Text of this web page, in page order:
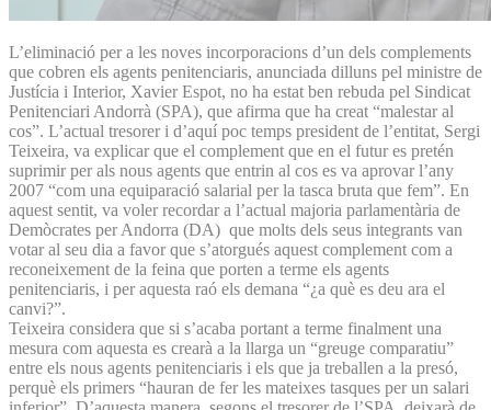
L’eliminació per a les noves incorporacions d’un dels complements
que cobren els agents penitenciaris, anunciada dilluns pel ministre de
Justícia i Interior, Xavier Espot, no ha estat ben rebuda pel Sindicat
Penitenciari Andorrà (SPA), que afirma que ha creat “malestar al
cos”. L’actual tresorer i d’aquí poc temps president de l’entitat, Sergi
Teixeira, va explicar que el complement que en el futur es pretén
suprimir per als nous agents que entrin al cos es va aprovar l’any
2007 “com una equiparació salarial per la tasca bruta que fem”. En
aquest sentit, va voler recordar a l’actual majoria parlamentària de
Demòcrates per Andorra (DA) que molts dels seus integrants van
votar al seu dia a favor que s’atorgués aquest complement com a
reconeixement de la feina que porten a terme els agents
penitenciaris, i per aquesta raó els demana “¿a què es deu ara el
canvi?”.
Teixeira considera que si s’acaba portant a terme finalment una
mesura com aquesta es crearà a la llarga un “greuge comparatiu”
entre els nous agents penitenciaris i els que ja treballen a la presó,
perquè els primers “hauran de fer les mateixes tasques per un salari